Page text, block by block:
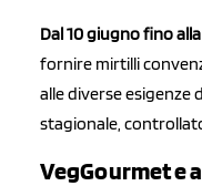
Dal 10 giugno fino
fornire mirtilli
alle diverse
stagionale,
VegGourmet e